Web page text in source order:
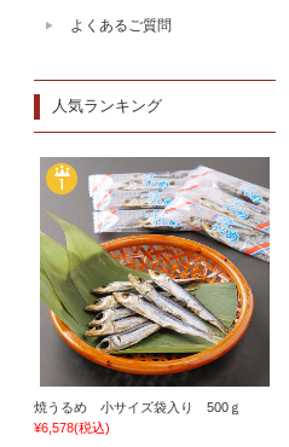
よくあるご質問
人気ランキング
焼うるめ 小サイズ袋入り 500ｇ
¥6,578(税込)